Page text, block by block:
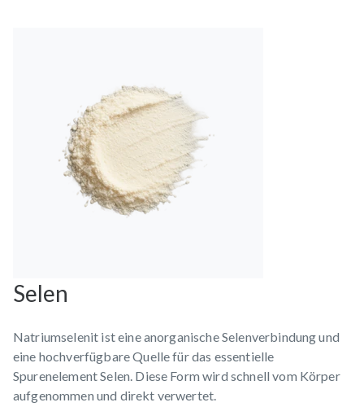
Selen
Natriumselenit ist eine anorganische Selenverbindung und
eine hochverfügbare Quelle für das essentielle
Spurenelement Selen. Diese Form wird schnell vom Körper
aufgenommen und direkt verwertet.